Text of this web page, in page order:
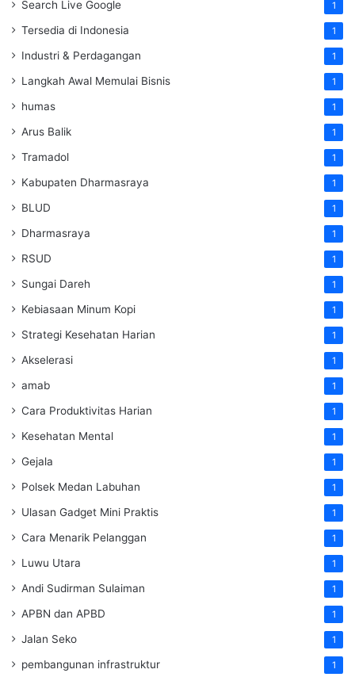
Search Live Google 1
Tersedia di Indonesia 1
Industri & Perdagangan 1
Langkah Awal Memulai Bisnis 1
humas 1
Arus Balik 1
Tramadol 1
Kabupaten Dharmasraya 1
BLUD 1
Dharmasraya 1
RSUD 1
Sungai Dareh 1
Kebiasaan Minum Kopi 1
Strategi Kesehatan Harian 1
Akselerasi 1
amab 1
Cara Produktivitas Harian 1
Kesehatan Mental 1
Gejala 1
Polsek Medan Labuhan 1
Ulasan Gadget Mini Praktis 1
Cara Menarik Pelanggan 1
Luwu Utara 1
Andi Sudirman Sulaiman 1
APBN dan APBD 1
Jalan Seko 1
pembangunan infrastruktur 1